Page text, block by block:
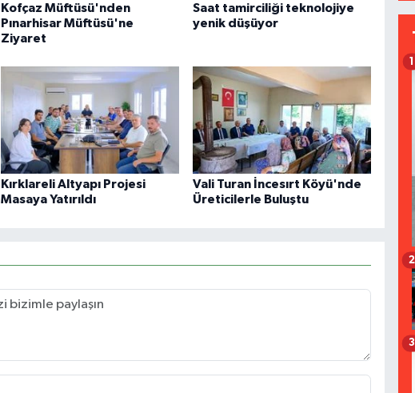
Kofçaz Müftüsü'nden
Pınarhisar Müftüsü'ne
Ziyaret
Saat tamirciliği teknolojiye
yenik düşüyor
Kırklareli Altyapı Projesi
Masaya Yatırıldı
Vali Turan İncesırt Köyü'nde
Üreticilerle Buluştu
1
2
3